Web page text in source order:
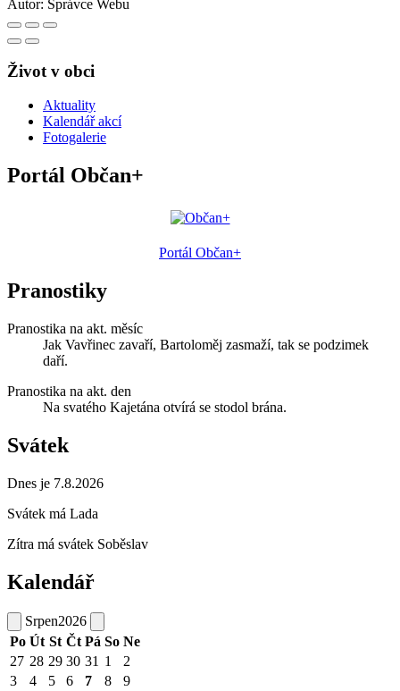
Autor: Správce Webu
Život v obci
Aktuality
Kalendář akcí
Fotogalerie
Portál Občan+
Portál Občan+
Pranostiky
Pranostika na akt. měsíc
Jak Vavřinec zavaří, Bartoloměj zasmaží, tak se podzimek
daří.
Pranostika na akt. den
Na svatého Kajetána otvírá se stodol brána.
Svátek
Dnes je 7.8.2026
Svátek má Lada
Zítra má svátek Soběslav
Kalendář
Srpen2026
Po Út St Čt Pá So Ne
27 28 29 30 31 1
2
3
4 5 6 7 8
9